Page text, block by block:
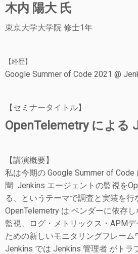
木内 陽大 氏
東京大学大学院 修士1年
【経歴】
Google Summer of Code 2021 @
【セミナータイトル】
OpenTelemetry による
【講演概要】
私は今期の Google Summer of
間 Jenkins エージェントの監視を
る、というテーマで調査と実装を行
OpenTelemetry は ベンダーに依存
監視、ログ・メトリックス・APM
ための新しいモニタリングフレーム
Jenkins では Jenkins 管理者 がトラ